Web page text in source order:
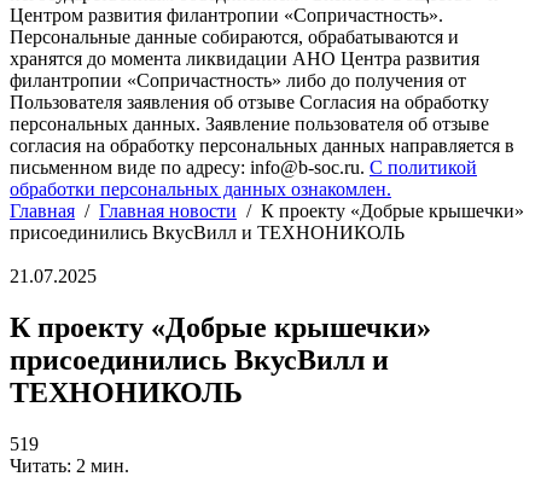
Центром развития филантропии «Сопричастность».
Персональные данные собираются, обрабатываются и
хранятся до момента ликвидации АНО Центра развития
филантропии «Сопричастность» либо до получения от
Пользователя заявления об отзыве Согласия на обработку
персональных данных. Заявление пользователя об отзыве
согласия на обработку персональных данных направляется в
письменном виде по адресу: info@b-soc.ru. С политикой
обработки персональных данных ознакомлен.
Главная / Главная новости / К проекту «Добрые крышечки»
присоединились ВкусВилл и ТЕХНОНИКОЛЬ
21.07.2025
К проекту «Добрые крышечки»
присоединились ВкусВилл и
ТЕХНОНИКОЛЬ
519
Читать: 2 мин.